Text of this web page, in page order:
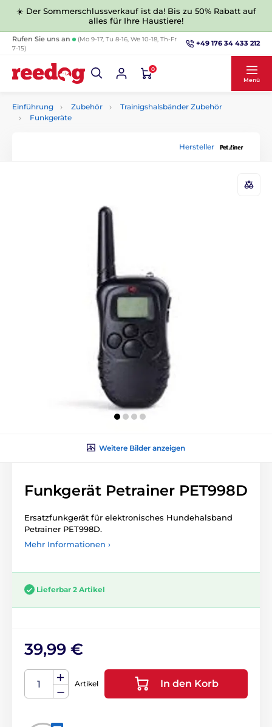
☀️ Der Sommerschlussverkauf ist da! Bis zu 50% Rabatt auf
alles für Ihre Haustiere!
Rufen Sie uns an
(Mo 9-17, Tu 8-16, We 10-18, Th-Fr
7-15)
+49 176 34 433 212
0
Menü
Einführung Zubehör
Trainigshalsbänder Zubehör
Funkgeräte
Hersteller
Weitere Bilder anzeigen
Funkgerät Petrainer PET998D
Ersatzfunkgerät für elektronisches Hundehalsband
Petrainer PET998D.
Mehr Informationen ›
Lieferbar 2 Artikel
39,99 €
Artikel In den Korb